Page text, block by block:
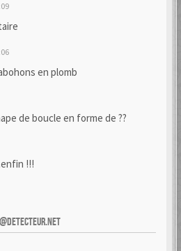
en plomb
de boucle en forme de ??
!!!
@DETECTEUR.NET